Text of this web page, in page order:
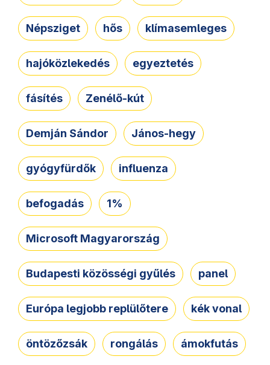
Népsziget hős klímasemleges
hajóközlekedés egyeztetés
fásítés Zenélő-kút
Demján Sándor János-hegy
gyógyfürdők influenza
befogadás 1%
Microsoft Magyarország
Budapesti közösségi gyűlés panel
Európa legjobb replülőtere kék vonal
öntözőzsák rongálás ámokfutás